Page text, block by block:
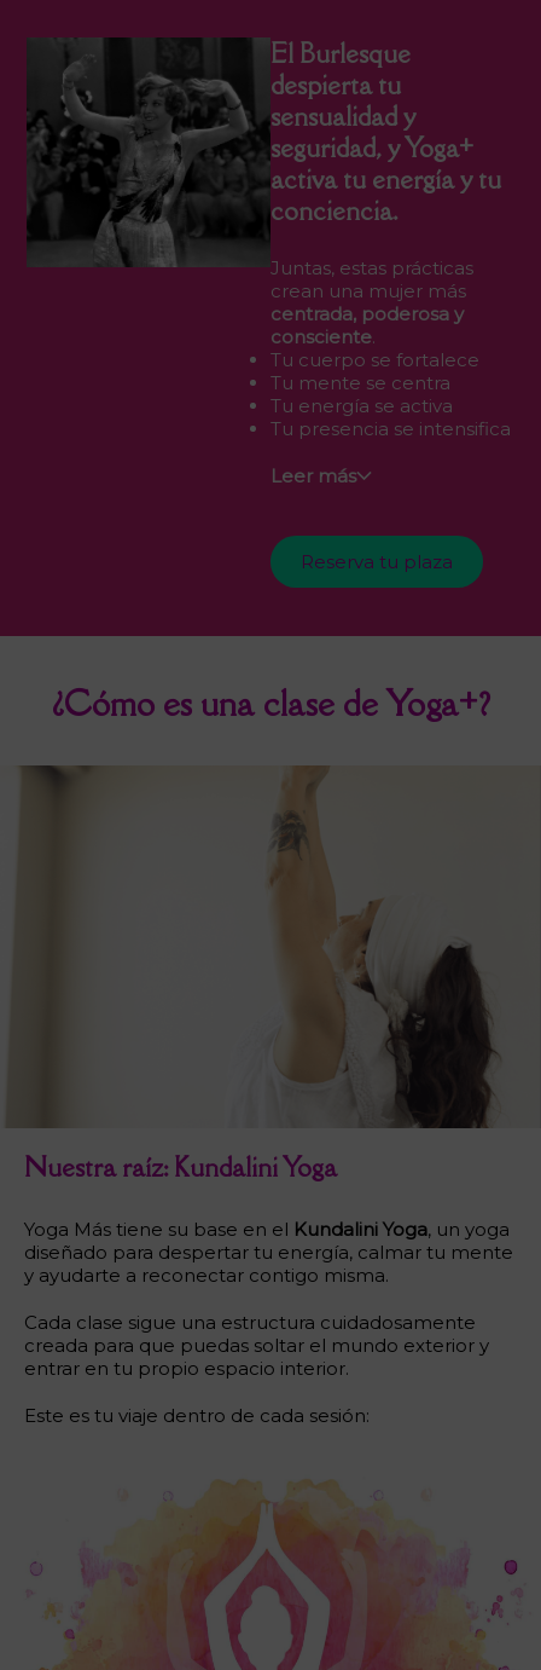
El Burlesque
despierta tu
sensualidad y
seguridad, y Yoga+
activa tu energía y tu
conciencia.
Juntas, estas prácticas
crean una mujer más
centrada, poderosa y
consciente.
Tu cuerpo se fortalece
Tu mente se centra
Tu energía se activa
Tu presencia se intensifica
Leer más
Reserva tu plaza
¿Cómo es una clase de Yoga+?
Nuestra raíz: Kundalini Yoga
Yoga Más tiene su base en el Kundalini Yoga, un yoga
diseñado para despertar tu energía, calmar tu mente
y ayudarte a reconectar contigo misma.
Cada clase sigue una estructura cuidadosamente
creada para que puedas soltar el mundo exterior y
entrar en tu propio espacio interior.
Este es tu viaje dentro de cada sesión: